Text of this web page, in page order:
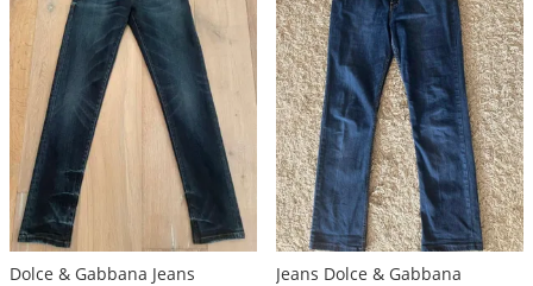
Dolce & Gabbana Jeans
Jeans Dolce & Gabbana